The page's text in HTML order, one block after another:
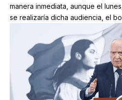
manera inmediata, aunque el
se realizaría dicha audiencia, el